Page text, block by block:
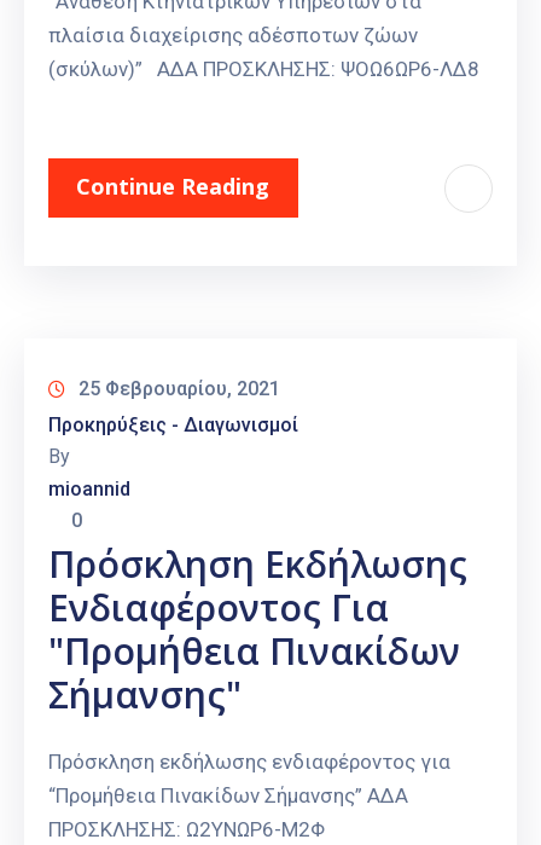
πλαίσια διαχείρισης αδέσποτων ζώων
(σκύλων)” ΑΔΑ ΠΡΟΣΚΛΗΣΗΣ: ΨΟΩ6ΩΡ6-ΛΔ8
Continue Reading
25 Φεβρουαρίου, 2021
Προκηρύξεις - Διαγωνισμοί
By
mioannid
0
Πρόσκληση Εκδήλωσης
Ενδιαφέροντος Για
"Προμήθεια Πινακίδων
Σήμανσης"
Πρόσκληση εκδήλωσης ενδιαφέροντος για
“Προμήθεια Πινακίδων Σήμανσης” ΑΔΑ
ΠΡΟΣΚΛΗΣΗΣ: Ω2ΥΝΩΡ6-Μ2Φ